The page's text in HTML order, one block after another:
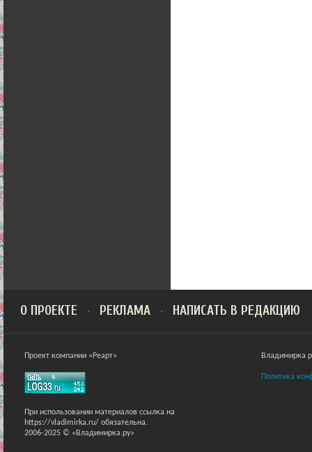
О ПРОЕКТЕ РЕКЛАМА НАПИСАТЬ В РЕДАКЦИЮ
Проект компании «Реарт»
При использовании материалов ссылка на
https://vladimirka.ru/ обязательна.
2006-2025 © «Владимирка.ру»
Владимирка
Политика